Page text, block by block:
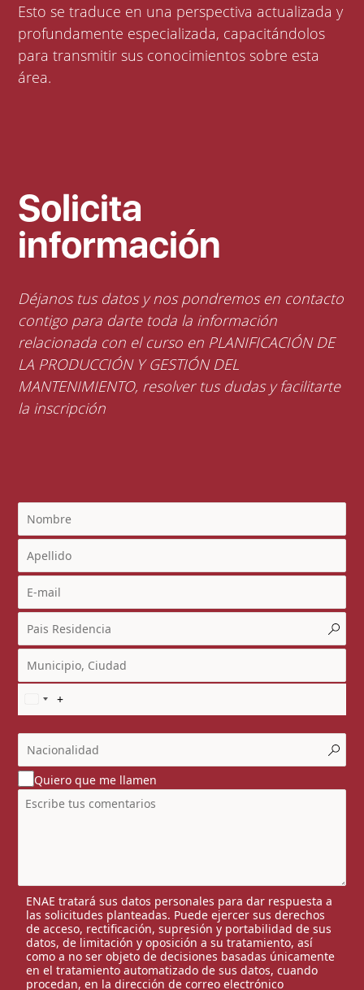
Esto se traduce en una perspectiva actualizada y
profundamente especializada, capacitándolos
para transmitir sus conocimientos sobre esta
área.
Solicita
información
Déjanos tus datos y nos pondremos en contacto
contigo para darte toda la información
relacionada con el curso en PLANIFICACIÓN DE
LA PRODUCCIÓN Y GESTIÓN DEL
MANTENIMIENTO, resolver tus dudas y facilitarte
la inscripción
Quiero que me llamen
ENAE tratará sus datos personales para dar respuesta a
las solicitudes planteadas. Puede ejercer sus derechos
de acceso, rectificación, supresión y portabilidad de sus
datos, de limitación y oposición a su tratamiento, así
como a no ser objeto de decisiones basadas únicamente
en el tratamiento automatizado de sus datos, cuando
procedan, en la dirección de correo electrónico